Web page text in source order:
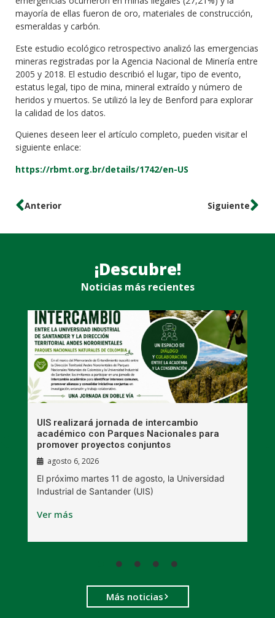
mayoría de ellas fueron de oro, materiales de construcción,
esmeraldas y carbón.
Este estudio ecológico retrospectivo analizó las emergencias
mineras registradas por la Agencia Nacional de Minería entre
2005 y 2018. El estudio describió el lugar, tipo de evento,
estatus legal, tipo de mina, mineral extraído y número de
heridos y muertos. Se utilizó la ley de Benford para explorar
la calidad de los datos.
Quienes deseen leer el artículo completo, pueden visitar el
siguiente enlace:
https://rbmt.org.br/details/1742/en-US
Anterior Siguiente
¡Descubre!
Noticias más recientes
UIS realizará jornada de intercambio
académico con Parques Nacionales para
promover proyectos conjuntos
agosto 6, 2026
El próximo martes 11 de agosto, la Universidad
Industrial de Santander (UIS)
Ver más
Más noticias